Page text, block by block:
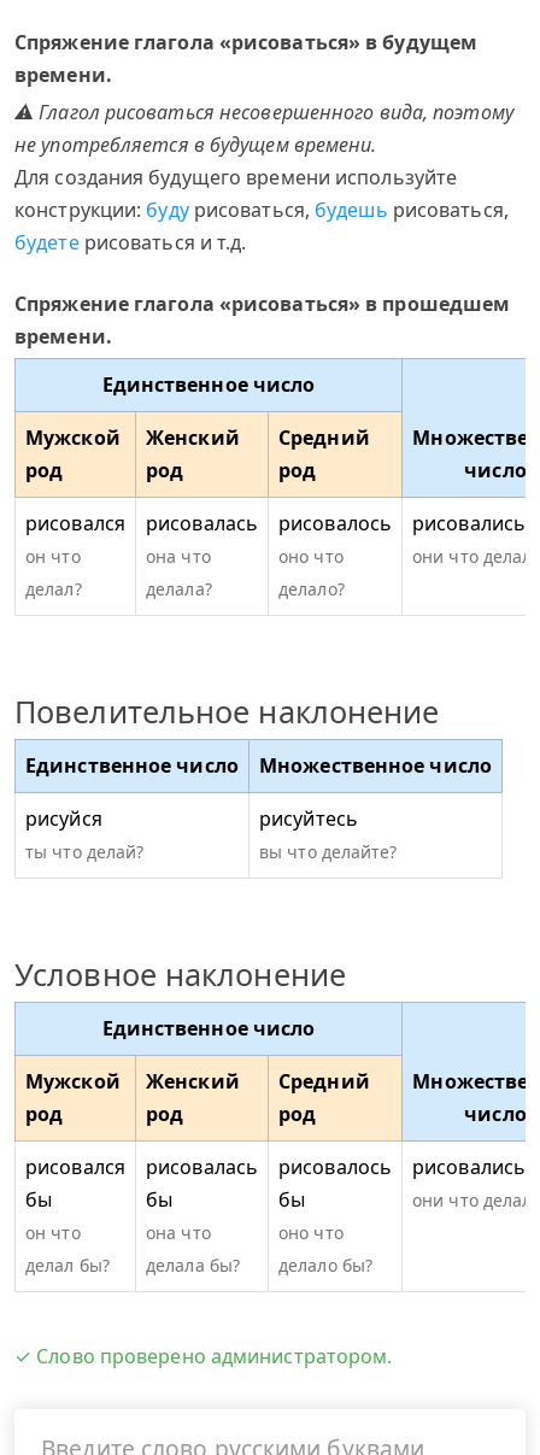
Спряжение глагола «рисоваться» в будущем
времени.
⚠ Глагол рисоваться несовершенного вида, поэтому
не употребляется в будущем времени.
Для создания будущего времени используйте
конструкции: будурисоваться, будешь рисоваться,
будетерисоваться и т.д.
Спряжение глагола «рисоваться» в прошедшем
времени.
Единственное число
число
Мужской
род
Женский
род
Средний
род
рисовался
он что
делал?
рисовалась
она что
делала?
рисовалось
оно что
делало?
рисовались
они что
Повелительное наклонение
Единственное число
Множественное число
рисуйся
ты что делай?
рисуйтесь
вы что делайте?
Условное наклонение
Единственное число
число
Мужской
род
Женский
род
Средний
род
рисовался
бы
он что
делал бы?
рисовалась
бы
она что
делала бы?
рисовалось
бы
оно что
делало бы?
рисовались
они что
✓ Слово проверено администратором.